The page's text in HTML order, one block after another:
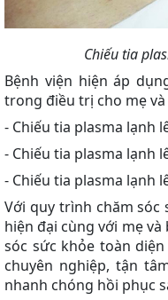
Chiếu tia
Bệnh viện hiện áp
trong điều trị cho mẹ
- Chiếu tia plasma lạnh
- Chiếu tia plasma lạnh
- Chiếu tia plasma lạnh
Với quy trình chăm sóc
hiện đại cùng với mẹ
sóc sức khỏe toàn
chuyên nghiệp, tận
nhanh chóng hồi phục